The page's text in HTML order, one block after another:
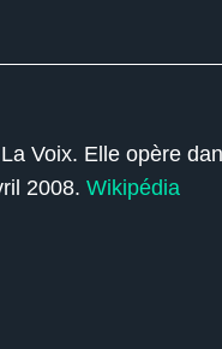
Voix. Elle opère
2008. Wikipédia